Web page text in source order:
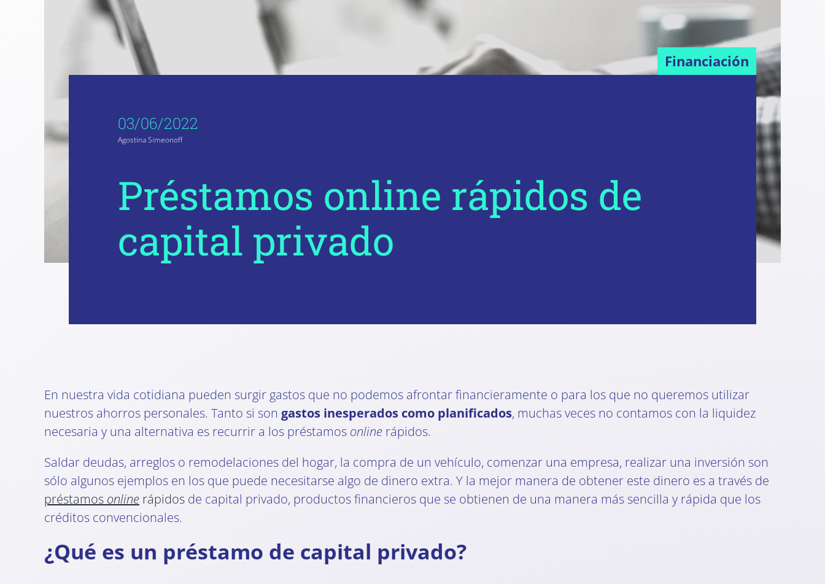
Financiación
03/06/2022
Agostina Simeonoff
Préstamos online rápidos de
capital privado
En nuestra vida cotidiana pueden surgir gastos que no podemos afrontar financieramente o para los que no queremos utilizar
nuestros ahorros personales. Tanto si son gastos inesperados como planificados, muchas veces no contamos con la liquidez
necesaria y una alternativa es recurrir a los préstamos onlinerápidos.
Saldar deudas, arreglos o remodelaciones del hogar, la compra de un vehículo, comenzar una empresa, realizar una inversión son
sólo algunos ejemplos en los que puede necesitarse algo de dinero extra. Y la mejor manera de obtener este dinero es a través de
préstamos onlinerápidosde capital privado, productos financieros que se obtienen de una manera más sencilla y rápida que los
créditos convencionales.
¿Qué es un préstamo de capital privado?